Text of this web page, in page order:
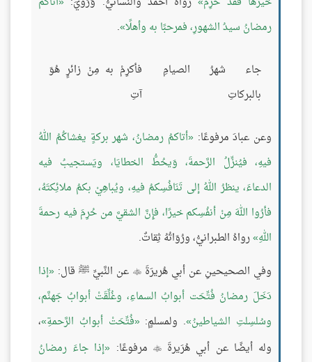
رمضانُ سيدُ الشهورِ، فمرحبًا به وأهلًا .
جاء شهرُ الصيامِ
بالبركاتِ
فأكرِمْ به مِنْ زائرٍ هُوَ
آتِ
وعن عبادَ مرفوعًا: أتاكمُ رمضانُ، شهر بركةٍ يغشاكُمُ اللهُ
فيهِ، فيُنزِّلُ الرَّحمةَ، وَيحُطُّ الخطايَا، ويَستجيبُ فيه
الدعاءَ، ينظرُ اللهُ إلى تَنَافُسِكمُ فيهِ، ويُباهِيْ بكمُ ملائِكتَهُ،
فأرُوا اللهَ مِنْ أنفُسِكم خيرًا، فإِنَّ الشقيَّ من حُرِمَ فيه رحمةَ
اللهِ رواهُ الطبرانيُّ، ورُوَاتُهُ ثِقاتٌ.
وفي الصحيحينِ عن أبي هُريرَةَ عن النَّبيِّ ﷺ قال: إذا
دَخَلَ رمضانُ فُتِّحَت أبوابُ السماءِ، وغُلِّقَتْ أبوابُ جَهنَّم،
وسُلسِلتِ الشياطينُ . ولمسلمٍ: فُتِّحَتْ أبوابُ الرَّحمةِ ،
وله أيضًا عن أبي هُرَيرةَ مرفوعًا:
إذا جاءَ رمضانُ